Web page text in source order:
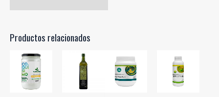
Productos relacionados